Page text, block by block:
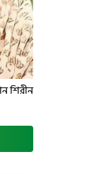
শিরীন